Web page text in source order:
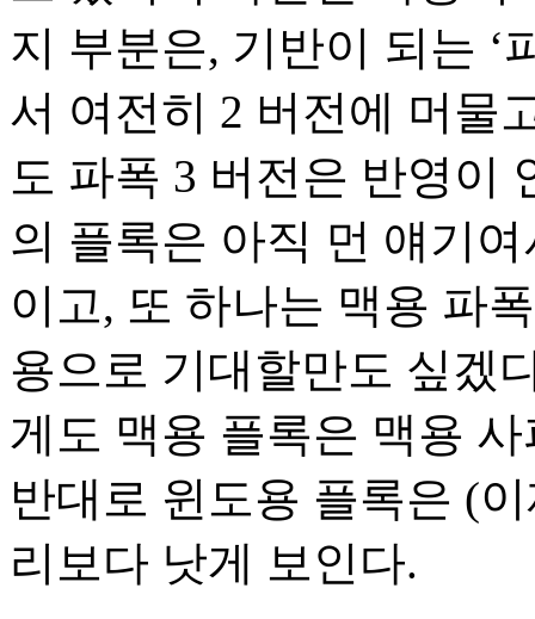
지 부분은, 기반이 되는 ‘
서 여전히 2 버전에 머물
도 파폭 3 버전은 반영이
의 플록은 아직 먼 얘기
이고, 또 하나는 맥용 파
용으로 기대할만도 싶겠
게도 맥용 플록은 맥용
반대로 윈도용 플록은 (
리보다 낫게 보인다.